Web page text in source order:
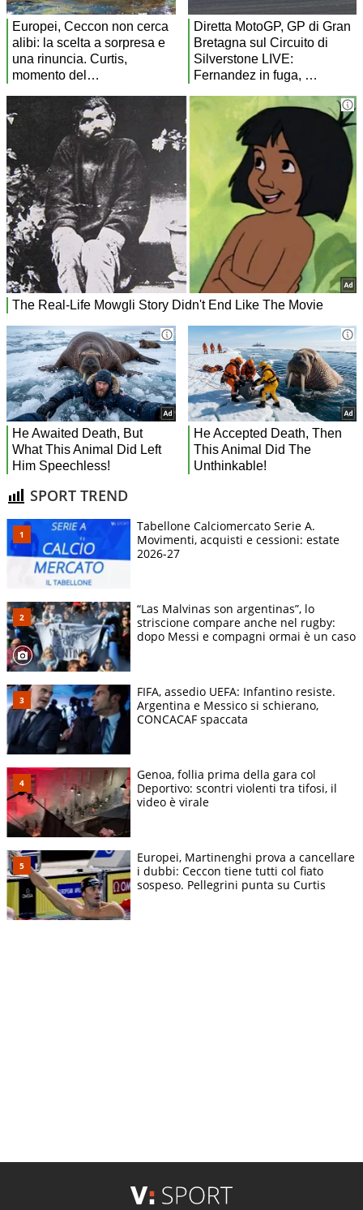
SPORT TREND
Tabellone Calciomercato Serie A.
Movimenti, acquisti e cessioni: estate
2026-27
“Las Malvinas son argentinas”, lo
striscione compare anche nel rugby:
dopo Messi e compagni ormai è un caso
FIFA, assedio UEFA: Infantino resiste.
Argentina e Messico si schierano,
CONCACAF spaccata
Genoa, follia prima della gara col
Deportivo: scontri violenti tra tifosi, il
video è virale
Europei, Martinenghi prova a cancellare
i dubbi: Ceccon tiene tutti col fiato
sospeso. Pellegrini punta su Curtis